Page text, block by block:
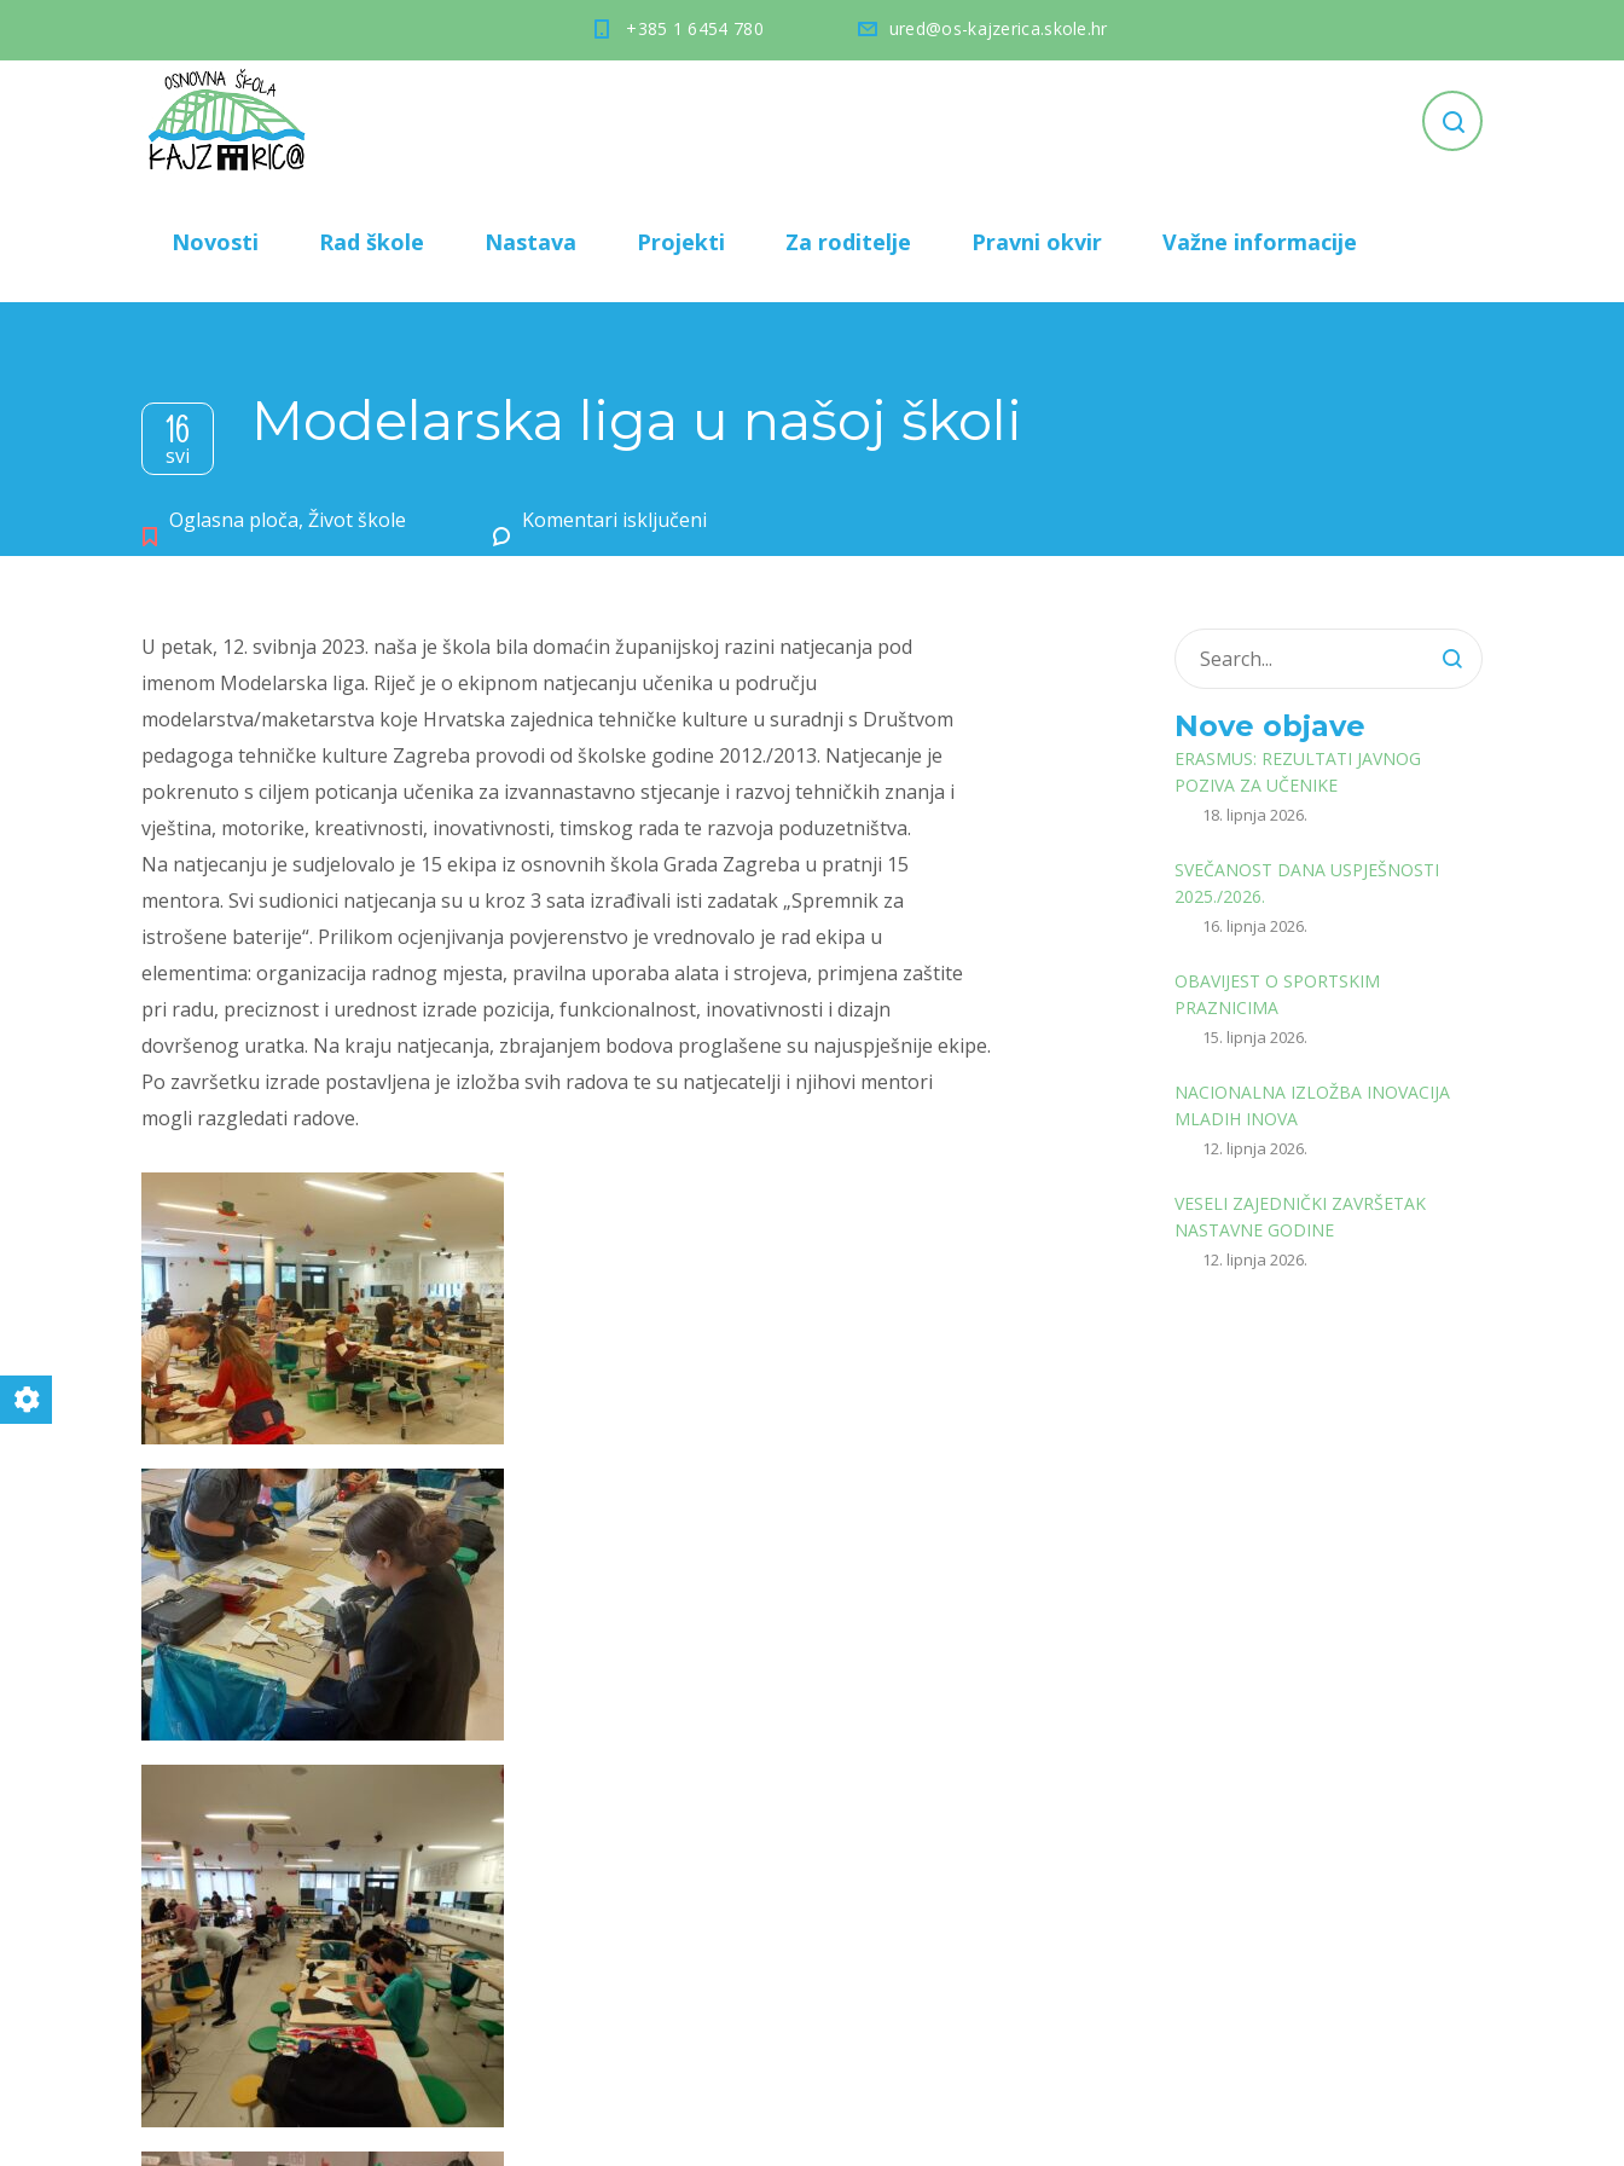
+385 1 6454 780 ured@os-kajzerica.skole.hr
Novosti Rad škole Nastava Projekti Za roditelje Pravni okvir Važne informacije
16
svi
Modelarska liga u našoj školi
Oglasna ploča, Život škole Komentari isključeni
U petak, 12. svibnja 2023. naša je škola bila domaćin županijskoj razini natjecanja pod
imenom Modelarska liga. Riječ je o ekipnom natjecanju učenika u području
modelarstva/maketarstva koje Hrvatska zajednica tehničke kulture u suradnji s Društvom
pedagoga tehničke kulture Zagreba provodi od školske godine 2012./2013. Natjecanje je
pokrenuto s ciljem poticanja učenika za izvannastavno stjecanje i razvoj tehničkih znanja i
vještina, motorike, kreativnosti, inovativnosti, timskog rada te razvoja poduzetništva.
Na natjecanju je sudjelovalo je 15 ekipa iz osnovnih škola Grada Zagreba u pratnji 15
mentora. Svi sudionici natjecanja su u kroz 3 sata izrađivali isti zadatak „Spremnik za
istrošene baterije“. Prilikom ocjenjivanja povjerenstvo je vrednovalo je rad ekipa u
elementima: organizacija radnog mjesta, pravilna uporaba alata i strojeva, primjena zaštite
pri radu, preciznost i urednost izrade pozicija, funkcionalnost, inovativnosti i dizajn
dovršenog uratka. Na kraju natjecanja, zbrajanjem bodova proglašene su najuspješnije ekipe.
Po završetku izrade postavljena je izložba svih radova te su natjecatelji i njihovi mentori
mogli razgledati radove.
Nove objave
ERASMUS: REZULTATI JAVNOG
POZIVA ZA UČENIKE
18. lipnja 2026.
SVEČANOST DANA USPJEŠNOSTI
2025./2026.
16. lipnja 2026.
OBAVIJEST O SPORTSKIM
PRAZNICIMA
15. lipnja 2026.
NACIONALNA IZLOŽBA INOVACIJA
MLADIH INOVA
12. lipnja 2026.
VESELI ZAJEDNIČKI ZAVRŠETAK
NASTAVNE GODINE
12. lipnja 2026.